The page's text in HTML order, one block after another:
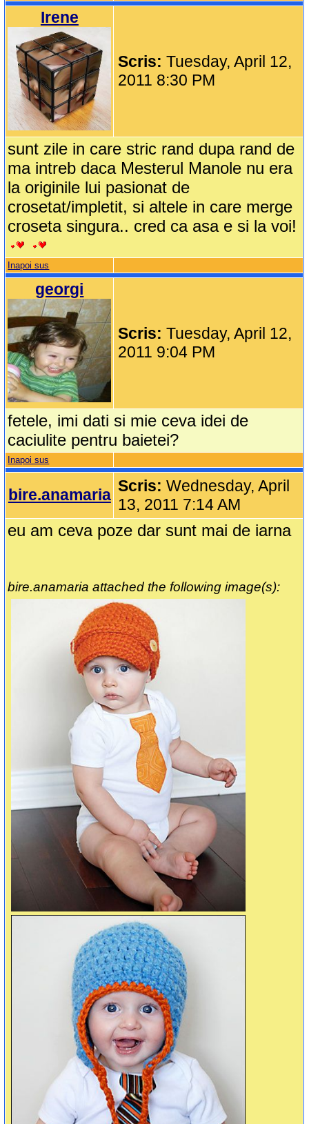
Irene
Scris:Tuesday, April 12,
2011 8:30 PM
sunt zile in care stric rand dupa rand de
ma intreb daca Mesterul Manole nu era
la originile lui pasionat de
crosetat/impletit, si altele in care merge
croseta singura.. cred ca asa e si la voi!
Inapoi sus
georgi
Scris:Tuesday, April 12,
2011 9:04 PM
fetele, imi dati si mie ceva idei de
caciulite pentru baietei?
Inapoi sus
bire.anamaria Scris:Wednesday, April
13, 2011 7:14 AM
eu am ceva poze dar sunt mai de iarna
bire.anamaria attached the following image(s):